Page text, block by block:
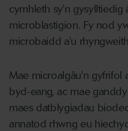
cymhleth sy'n gysylltiedig
microblastigion. Fy nod
microbaidd a'u
Mae microalgâu'n
byd-eang, ac mae
maes datblygiadau
annatod rhwng eu